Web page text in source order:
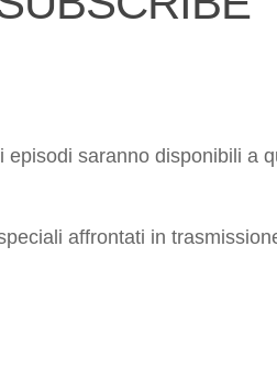
saranno disponibili a
affrontati in